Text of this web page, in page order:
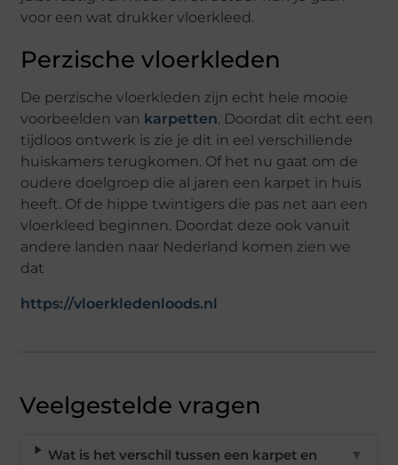
voor een wat drukker vloerkleed.
Perzische vloerkleden
De perzische vloerkleden zijn echt hele mooie
voorbeelden van karpetten. Doordat dit echt een
tijdloos ontwerk is zie je dit in eel verschillende
huiskamers terugkomen. Of het nu gaat om de
oudere doelgroep die al jaren een karpet in huis
heeft. Of de hippe twintigers die pas net aan een
vloerkleed beginnen. Doordat deze ook vanuit
andere landen naar Nederland komen zien we
dat
https://vloerkledenloods.nl
Veelgestelde vragen
Wat is het verschil tussen een karpet en
▼